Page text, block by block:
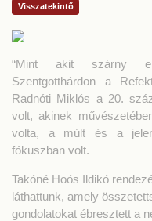
Visszatekintő
“Mint akit szárny
Szentgotthárdon a
Radnóti Miklós a 20.
volt, akinek
volta, a múlt és a jelen
fókuszban volt.
Takóné Hoós Ildikó
láthattunk, amely
gondolatokat ébresztett a